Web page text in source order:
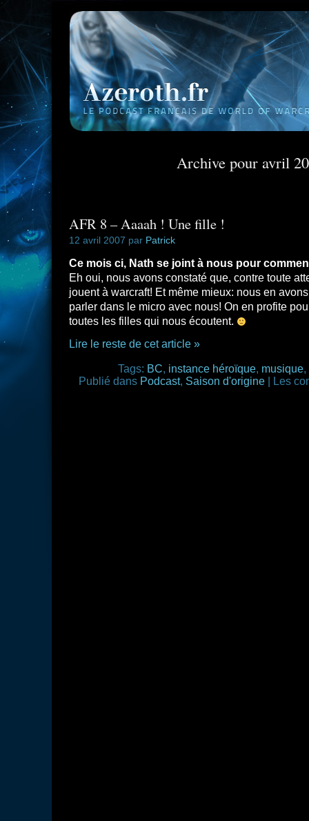
Archive pour avril
AFR 8 – Aaaah ! Une fille !
12 avril 2007 par Patrick
Ce mois ci, Nath se joint à nous pour
Eh oui, nous avons constaté que, contre toute
jouent à warcraft! Et même mieux: nous en
parler dans le micro avec nous! On en profite
toutes les filles qui nous écoutent.
Lire le reste de cet article »
Tags: BC, instance héroïque, musique,
Publié dans Podcast, Saison d'origine| Les